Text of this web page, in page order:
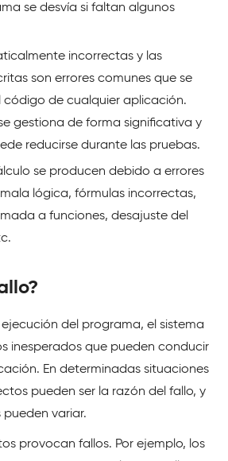
se desvía si faltan algunos
incorrectas y las
son errores comunes que se
código de cualquier aplicación.
gestiona de forma significativa y
reducirse durante las pruebas.
se producen debido a errores
lógica, fórmulas incorrectas,
a funciones, desajuste del
del programa, el sistema
inesperados que pueden conducir
En determinadas situaciones
pueden ser la razón del fallo, y
pueden variar.
provocan fallos. Por ejemplo, los